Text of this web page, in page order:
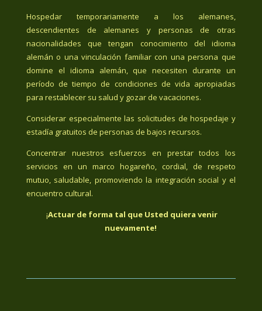
Hospedar temporariamente a los alemanes,
descendientes de alemanes y personas de otras
nacionalidades que tengan conocimiento del idioma
alemán o una vinculación familiar con una persona que
domine el idioma alemán, que necesiten durante un
período de tiempo de condiciones de vida apropiadas
para restablecer su salud y gozar de vacaciones.
Considerar especialmente las solicitudes de hospedaje y
estadía gratuitos de personas de bajos recursos.
Concentrar nuestros esfuerzos en prestar todos los
servicios en un marco hogareño, cordial, de respeto
mutuo, saludable, promoviendo la integración social y el
encuentro cultural.
¡Actuar de forma tal que Usted quiera venir
nuevamente!